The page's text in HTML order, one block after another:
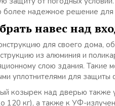
более надежное решение
навес над
для своего дома,
из алюминия и
слою здания. Такие
уплотнителями для защиты
козырек над дверью также
120 кг), а также к УФ-